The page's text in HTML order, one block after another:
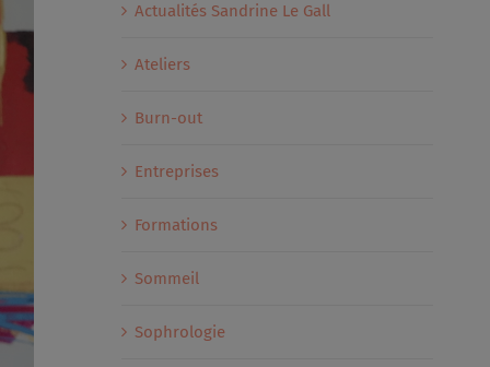
Actualités Sandrine Le Gall
Ateliers
Burn-out
Entreprises
Formations
Sommeil
Sophrologie